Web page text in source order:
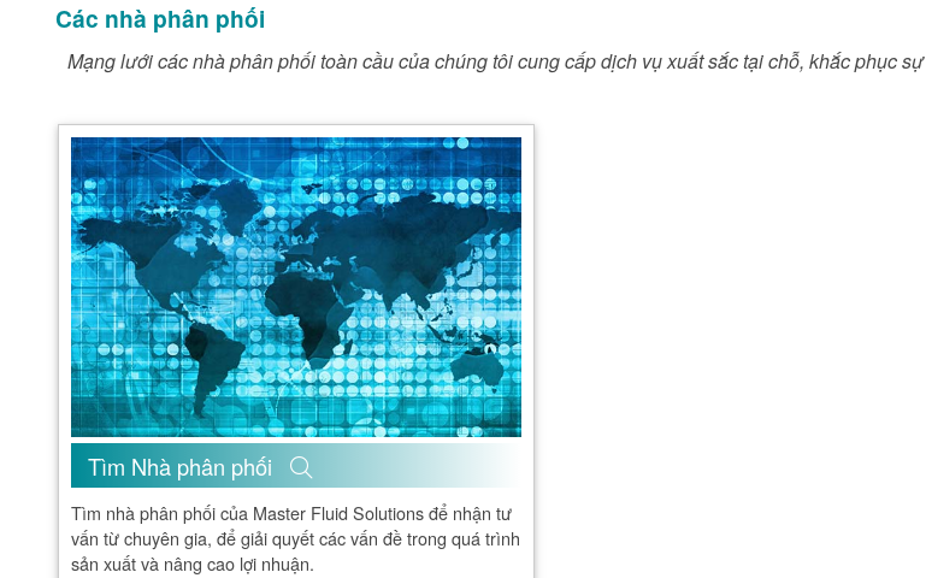
Các nhà phân phối
Mạng lưới các nhà phân phối toàn cầu của chúng tôi cung cấp dịch vụ xuất sắc tại chỗ, khắc phục
Tìm Nhà phân phối
Tìm nhà phân phối của Master Fluid Solutions để nhận tư
vấn từ chuyên gia, để giải quyết các vấn đề trong quá trình
sản xuất và nâng cao lợi nhuận.